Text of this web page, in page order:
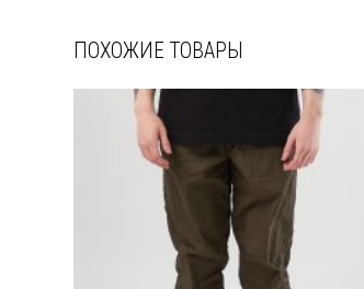
ПОХОЖИЕ ТОВАРЫ